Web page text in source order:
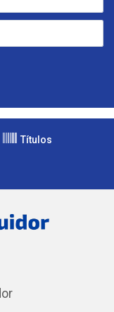
Títulos